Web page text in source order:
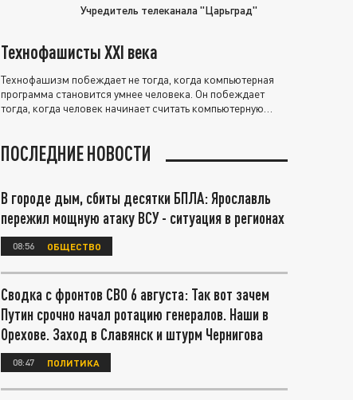
Учредитель телеканала "Царьград"
Технофашисты XXI века
Технофашизм побеждает не тогда, когда компьютерная
программа становится умнее человека. Он побеждает
тогда, когда человек начинает считать компьютерную
ПОСЛЕДНИЕ НОВОСТИ
В городе дым, сбиты десятки БПЛА: Ярославль
пережил мощную атаку ВСУ - ситуация в регионах
08:56 ОБЩЕСТВО
Сводка с фронтов СВО 6 августа: Так вот зачем
Путин срочно начал ротацию генералов. Наши в
Орехове. Заход в Славянск и штурм Чернигова
08:47 ПОЛИТИКА